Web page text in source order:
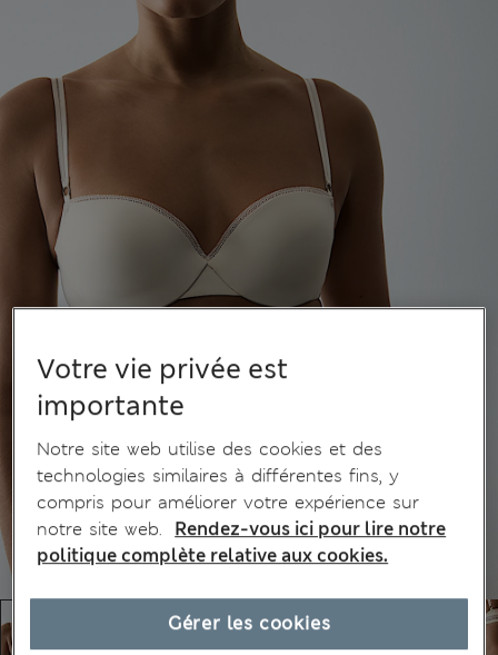
Votre vie privée est
importante
Notre site web utilise des cookies et des
technologies similaires à différentes fins, y
compris pour améliorer votre expérience sur
notre site web.
Rendez-vous ici pour lire notre
politique complète relative aux cookies.
Gérer les cookies